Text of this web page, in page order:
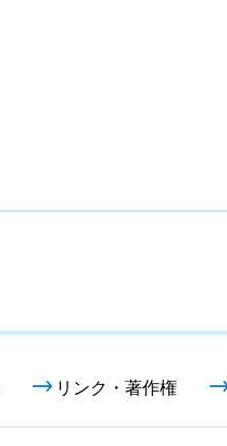
リンク・著作権